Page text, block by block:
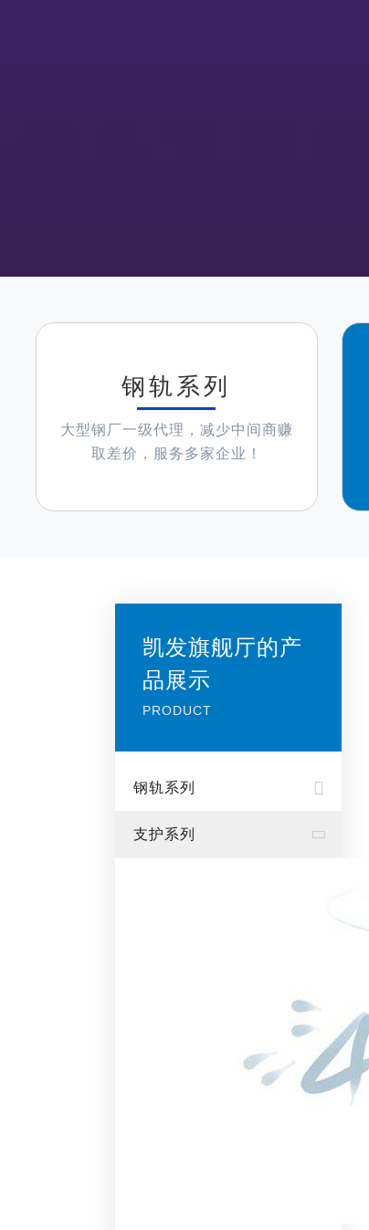
钢轨系列
大型钢厂一级代理，减少中间商赚
取差价，服务多家企业！
凯发旗舰厅的产
品展示
PRODUCT
钢轨系列
支护系列